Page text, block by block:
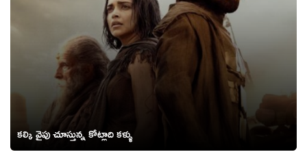
కల్కి వైపు చూస్తున్న కోట్లాది కళ్ళు